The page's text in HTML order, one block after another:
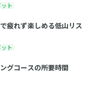
ト
疲れず楽しめる低山リス
ト
グコースの所要時間